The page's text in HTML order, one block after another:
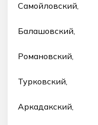
Самойловский,
Балашовский,
Романовский,
Турковский,
Аркадакский,